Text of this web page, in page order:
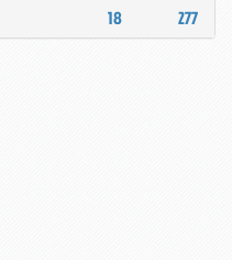
18 277